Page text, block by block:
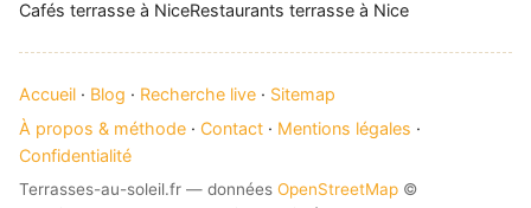
Cafés terrasse à NiceRestaurants terrasse à Nice
Accueil · Blog · Recherche live · Sitemap
À propos & méthode · Contact · Mentions légales ·
Confidentialité
Terrasses-au-soleil.fr — données OpenStreetMap ©